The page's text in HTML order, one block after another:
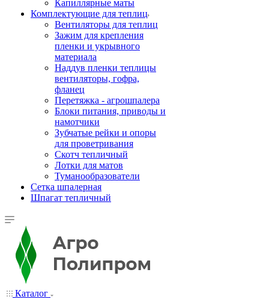
Капиллярные маты
Комплектующие для теплиц
Вентиляторы для теплиц
Зажим для крепления
пленки и укрывного
материала
Наддув пленки теплицы
вентиляторы, гофра,
фланец
Перетяжка - агрошпалера
Блоки питания, приводы и
намотчики
Зубчатые рейки и опоры
для проветривания
Скотч тепличный
Лотки для матов
Туманообразователи
Сетка шпалерная
Шпагат тепличный
Каталог